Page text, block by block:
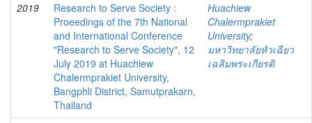
2019
Research to Serve Society :
Proeedings of the 7th National
and International Conference
"Research to Serve Society", 12
July 2019 at Huachiew
Chalermprakiet University,
Bangphli District, Samutprakarn,
Thailand
Huachiew
Chalermprakiet
University;
มหาวิทยาลัยหัวเฉียว
เฉลิมพระเกียรติ